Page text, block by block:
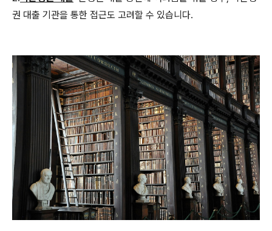
권 대출 기관을 통한 접근도 고려할 수 있습니다.